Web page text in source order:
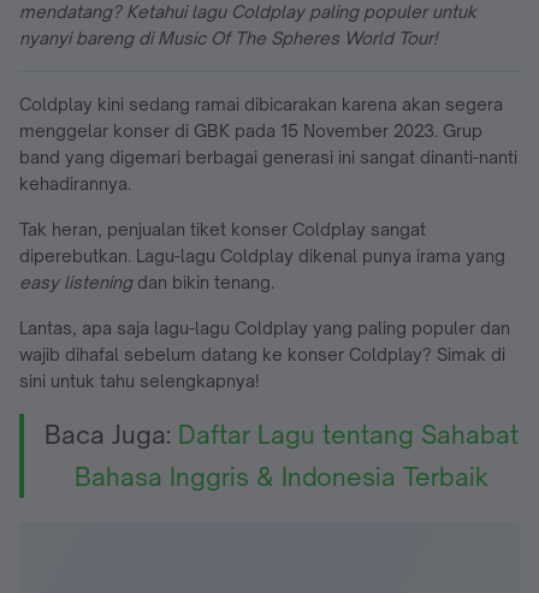
mendatang? Ketahui lagu Coldplay paling populer untuk
nyanyi bareng di Music Of The Spheres World Tour!
Coldplay kini sedang ramai dibicarakan karena akan segera
menggelar konser di GBK pada 15 November 2023. Grup
band yang digemari berbagai generasi ini sangat dinanti-nanti
kehadirannya.
Tak heran, penjualan tiket konser Coldplay sangat
diperebutkan. Lagu-lagu Coldplay dikenal punya irama yang
easy listeningdan bikin tenang.
Lantas, apa saja lagu-lagu Coldplay yang paling populer dan
wajib dihafal sebelum datang ke konser Coldplay? Simak di
sini untuk tahu selengkapnya!
Baca Juga: Daftar Lagu tentang Sahabat
Bahasa Inggris & Indonesia Terbaik